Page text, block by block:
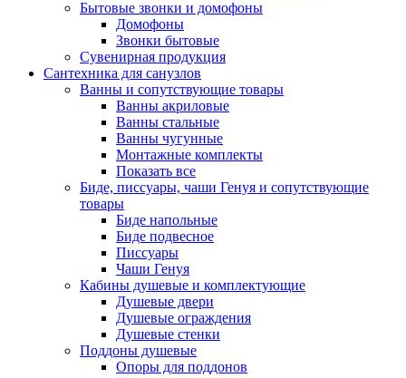
Бытовые звонки и домофоны
Домофоны
Звонки бытовые
Сувенирная продукция
Сантехника для санузлов
Ванны и сопутствующие товары
Ванны акриловые
Ванны стальные
Ванны чугунные
Монтажные комплекты
Показать все
Биде, писсуары, чаши Генуя и сопутствующие
товары
Биде напольные
Биде подвесное
Писсуары
Чаши Генуя
Кабины душевые и комплектующие
Душевые двери
Душевые ограждения
Душевые стенки
Поддоны душевые
Опоры для поддонов